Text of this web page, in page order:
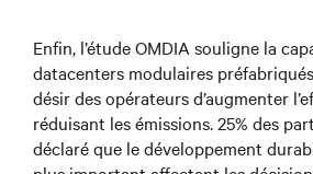
Enfin, l’étude OMDIA souligne la
datacenters modulaires
désir des opérateurs d’augmenter
réduisant les émissions. 25% des
déclaré que le développement